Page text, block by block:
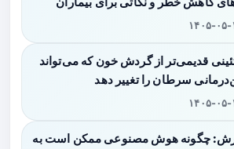
۰۵-۱۸
قدیمی‌تر از گردش خون که می‌تواند
سرطان را تغییر دهد
۰۵-۱۸
چگونه هوش مصنوعی ممکن است به